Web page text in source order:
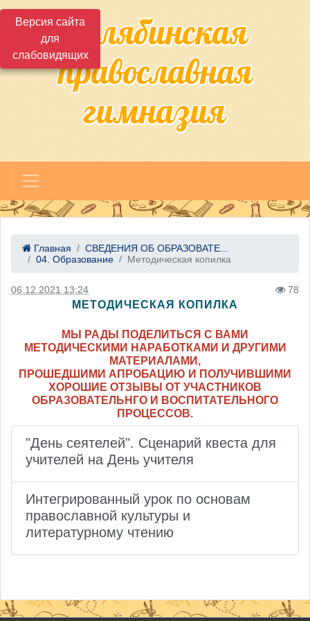
Версия сайта
для
слабовидящихЧелябинская
православная
гимназия
Главная
СВЕДЕНИЯ ОБ ОБРАЗОВАТЕ...
04. Образование
Методическая копилка
06.12.2021 13:24 78
МЕТОДИЧЕСКАЯ КОПИЛКА
МЫ РАДЫ ПОДЕЛИТЬСЯ С ВАМИ
МЕТОДИЧЕСКИМИ НАРАБОТКАМИ И ДРУГИМИ
МАТЕРИАЛАМИ,
ПРОШЕДШИМИ АПРОБАЦИЮ И ПОЛУЧИВШИМИ
ХОРОШИЕ ОТЗЫВЫ ОТ УЧАСТНИКОВ
ОБРАЗОВАТЕЛЬНГО И ВОСПИТАТЕЛЬНОГО
ПРОЦЕССОВ.
"День сеятелей". Сценарий квеста для
учителей на День учителя
Интегрированный урок по основам
православной культуры и
литературному чтению